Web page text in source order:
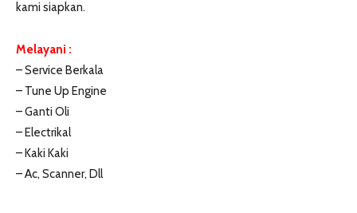
kami siapkan.
Melayani :
– Service Berkala
– Tune Up Engine
– Ganti Oli
– Electrikal
– Kaki Kaki
– Ac, Scanner, Dll